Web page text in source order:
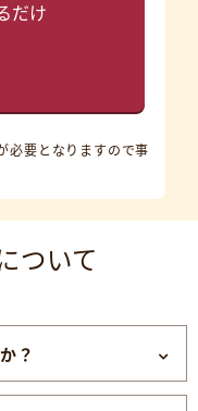
だけ
必要となりますので事
ついて
？